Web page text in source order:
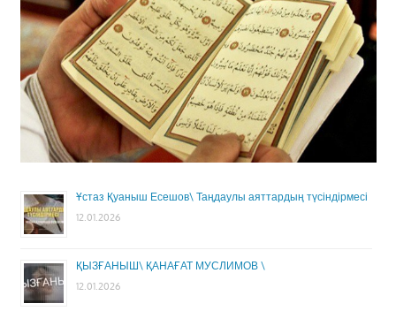
Ұстаз Қуаныш Есешов\ Таңдаулы аяттардың түсіндірмесі
12.01.2026
ҚЫЗҒАНЫШ\ ҚАНАҒАТ МУСЛИМОВ \
12.01.2026